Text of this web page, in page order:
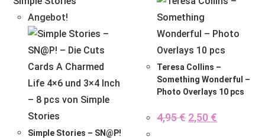
Angebot!
Simple Stories – SN@P!
Teresa Collins –
Something Wonderful –
Photo Overlays 10 pcs
4,95€ 2,50 €